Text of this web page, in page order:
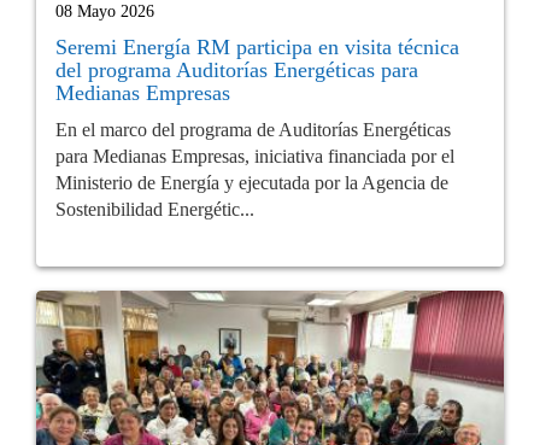
08 Mayo 2026
Seremi Energía RM participa en visita técnica
del programa Auditorías Energéticas para
Medianas Empresas
En el marco del programa de Auditorías Energéticas
para Medianas Empresas, iniciativa financiada por el
Ministerio de Energía y ejecutada por la Agencia de
Sostenibilidad Energétic...